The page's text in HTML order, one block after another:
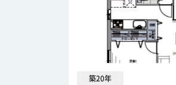
築20年